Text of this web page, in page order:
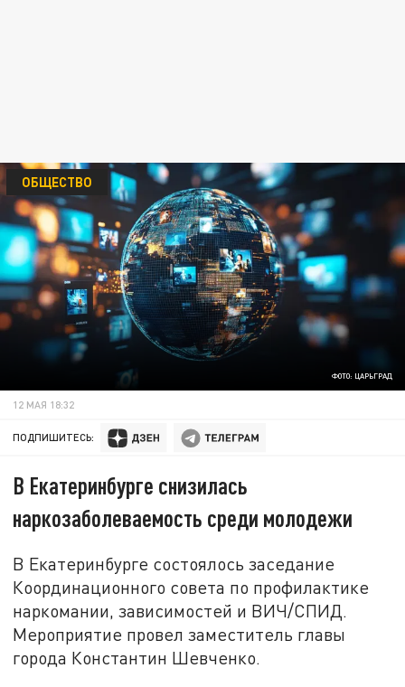
ФОТО: ЦАРЬГРАД
ОБЩЕСТВО
12 МАЯ 18:32
ПОДПИШИТЕСЬ:
В Екатеринбурге снизилась
наркозаболеваемость среди молодежи
В Екатеринбурге состоялось заседание
Координационного совета по профилактике
наркомании, зависимостей и ВИЧ/СПИД.
Мероприятие провел заместитель главы
города Константин Шевченко.